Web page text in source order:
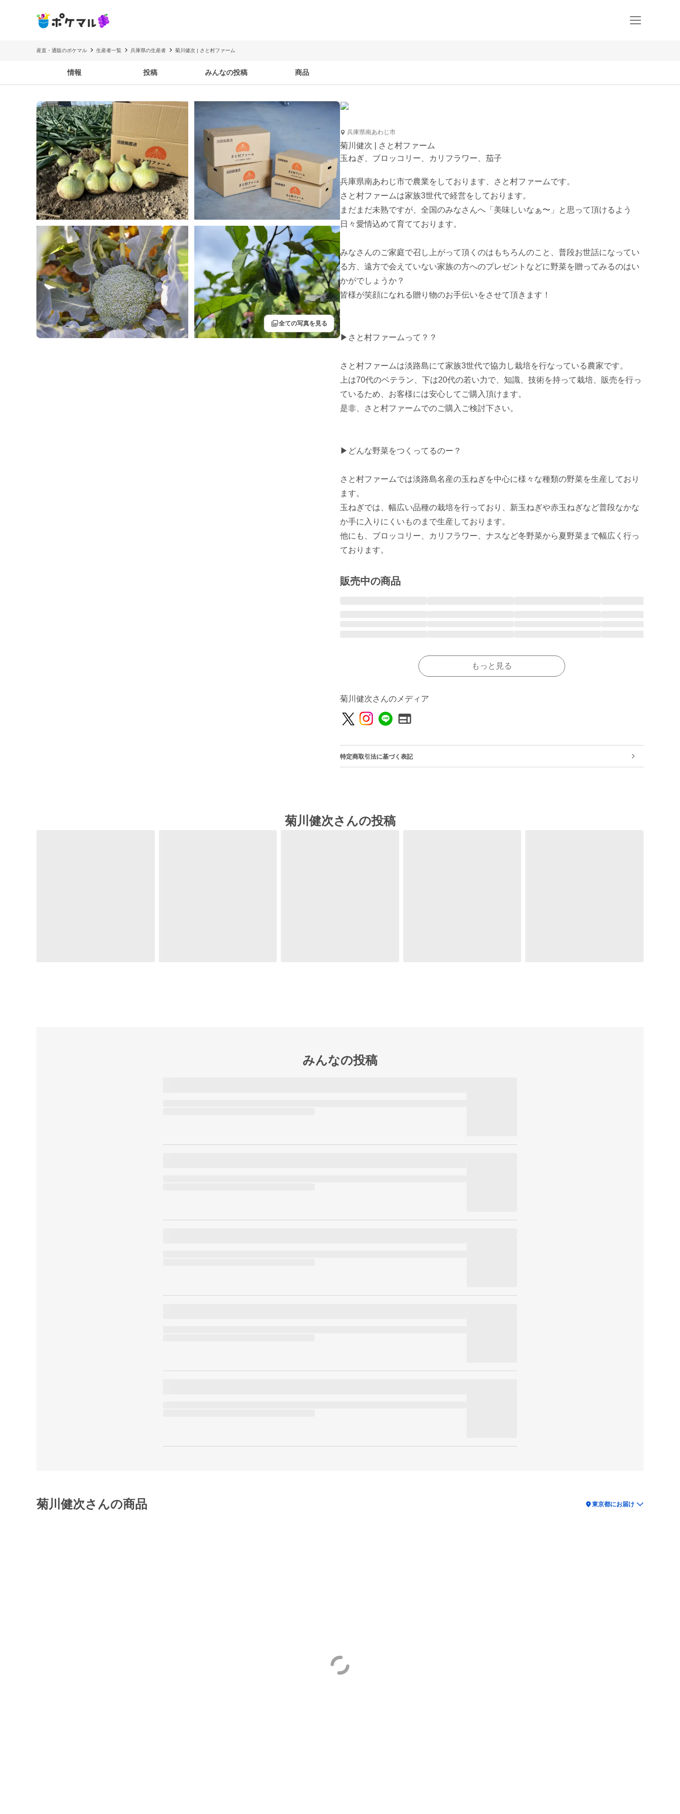
産直・通販のポケマル 生産者一覧 兵庫県の生産者 菊川健次 | さと村ファーム
情報 投稿 みんなの投稿 商品
filter全ての写真を見る
兵庫県南あわじ市
菊川健次 | さと村ファーム
玉ねぎ、ブロッコリー、カリフラワー、茄子
兵庫県南あわじ市で農業をしております、さと村ファームです。
さと村ファームは家族3世代で経営をしております。
まだまだ未熟ですが、全国のみなさんへ「美味しいなぁ〜」と思って頂けるよう
日々愛情込めて育てております。
みなさんのご家庭で召し上がって頂くのはもちろんのこと、普段お世話になってい
る方、遠方で会えていない家族の方へのプレゼントなどに野菜を贈ってみるのはい
かがでしょうか？
皆様が笑顔になれる贈り物のお手伝いをさせて頂きます！
▶︎さと村ファームって？？
さと村ファームは淡路島にて家族3世代で協力し栽培を行なっている農家です。
上は70代のベテラン、下は20代の若い力で、知識、技術を持って栽培、販売を行っ
ているため、お客様には安心してご購入頂けます。
是非、さと村ファームでのご購入ご検討下さい。
▶︎どんな野菜をつくってるのー？
さと村ファームでは淡路島名産の玉ねぎを中心に様々な種類の野菜を生産しており
ます。
玉ねぎでは、幅広い品種の栽培を行っており、新玉ねぎや赤玉ねぎなど普段なかな
か手に入りにくいものまで生産しております。
他にも、ブロッコリー、カリフラワー、ナスなど冬野菜から夏野菜まで幅広く行っ
販売中の商品
もっと見る
菊川健次さんのメディア
特定商取引法に基づく表記
菊川健次さんの投稿
みんなの投稿
菊川健次さんの商品 location_on東京都にお届け